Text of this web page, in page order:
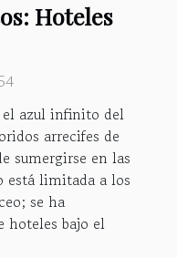
Hoteles
el azul infinito del
arrecifes de
sumergirse en las
está limitada a los
se ha
hoteles bajo el